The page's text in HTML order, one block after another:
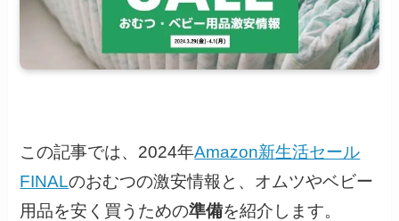
この記事では、2024年Amazon新生活セール
FINALのおむつの激安情報と、オムツやベビー
用品を安く買うための準備を紹介します。